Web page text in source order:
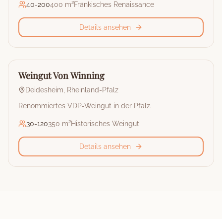
40-200400 m²Fränkisches Renaissance
Details ansehen
🏰
Weingut
Weingut Von Winning
Deidesheim
Rheinland-Pfalz
Renommiertes VDP-Weingut in der Pfalz.
30-120350 m²Historisches Weingut
Details ansehen